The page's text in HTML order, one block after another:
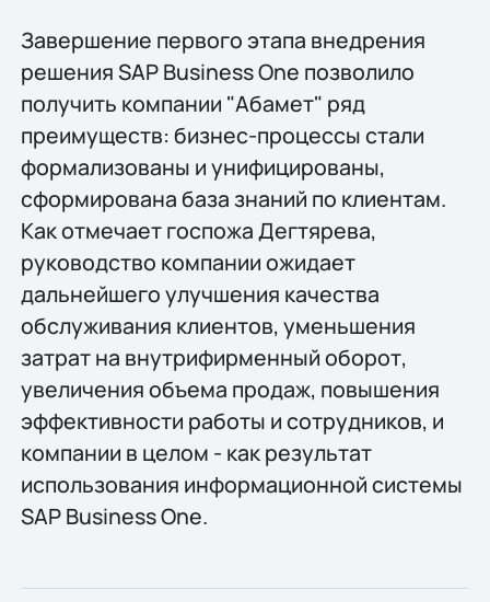
Завершение первого этапа внедрения
решения SAP Business One позволило
получить компании "Абамет" ряд
преимуществ: бизнес-процессы стали
формализованы и унифицированы,
сформирована база знаний по клиентам.
Как отмечает госпожа Дегтярева,
руководство компании ожидает
дальнейшего улучшения качества
обслуживания клиентов, уменьшения
затрат на внутрифирменный оборот,
увеличения объема продаж, повышения
эффективности работы и сотрудников, и
компании в целом - как результат
использования информационной системы
SAP Business One.